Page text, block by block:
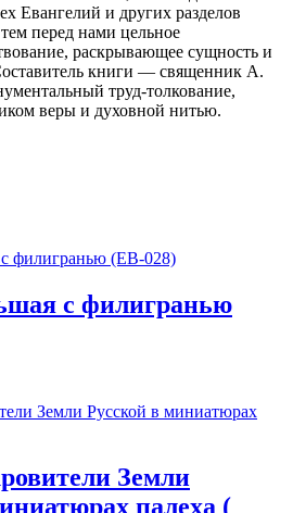
Евангелий и других разделов
перед нами цельное
раскрывающее сущность и
книги — священник А.
труд-толкование,
веры и духовной нитью.
с филигранью
Земли
палеха (